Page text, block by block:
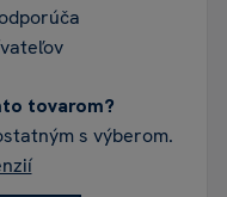
tovarom?
s výberom.